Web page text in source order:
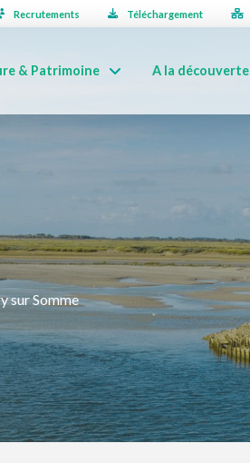
Recrutements Téléchargement
& Patrimoine A la découverte
sur Somme